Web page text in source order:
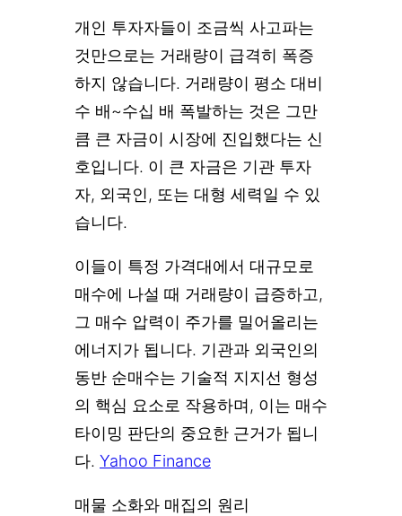
개인 투자자들이 조금씩 사고파는
것만으로는 거래량이 급격히 폭증
하지 않습니다. 거래량이 평소 대비
수 배~수십 배 폭발하는 것은 그만
큼 큰 자금이 시장에 진입했다는 신
호입니다. 이 큰 자금은 기관 투자
자, 외국인, 또는 대형 세력일 수 있
습니다.
이들이 특정 가격대에서 대규모로
매수에 나설 때 거래량이 급증하고,
그 매수 압력이 주가를 밀어올리는
에너지가 됩니다. 기관과 외국인의
동반 순매수는 기술적 지지선 형성
의 핵심 요소로 작용하며, 이는 매수
타이밍 판단의 중요한 근거가 됩니
다. Yahoo Finance
매물 소화와 매집의 원리